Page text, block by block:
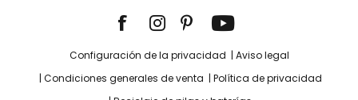
Configuración de la privacidad
Aviso legal
Condiciones generales de venta
Política de privacidad